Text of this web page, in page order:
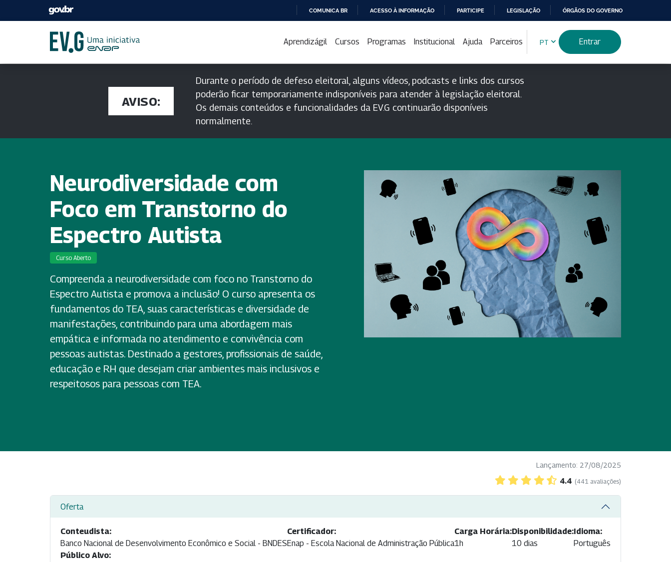
PARA
CONTEÚDO
COMUNICA BR ACESSO À INFORMAÇÃO PARTICIPE LEGISLAÇÃO ÓRGÃOS DO GOVERNO
Aprendizágil Cursos Programas Institucional Ajuda Parceiros PT Entrar
AVISO:
Durante o período de defeso eleitoral, alguns vídeos, podcasts e links dos cursos
poderão ficar temporariamente indisponíveis para atender à legislação eleitoral.
Os demais conteúdos e funcionalidades da EV.G continuarão disponíveis
normalmente.
Neurodiversidade com
Foco em Transtorno do
Espectro Autista
Curso Aberto
Compreenda a neurodiversidade com foco no Transtorno do
Espectro Autista e promova a inclusão! O curso apresenta os
fundamentos do TEA, suas características e diversidade de
manifestações, contribuindo para uma abordagem mais
empática e informada no atendimento e convivência com
pessoas autistas. Destinado a gestores, profissionais de saúde,
educação e RH que desejam criar ambientes mais inclusivos e
respeitosos para pessoas com TEA.
Lançamento: 27/08/2025
4.4 (441 avaliações)
Oferta
Conteudista:
Banco Nacional de Desenvolvimento Econômico e Social - BNDES
Certificador:
Enap - Escola Nacional de Administração Pública
Carga Horária:
1h
Disponibilidade:
10 dias
Idioma:
Português
Público Alvo: